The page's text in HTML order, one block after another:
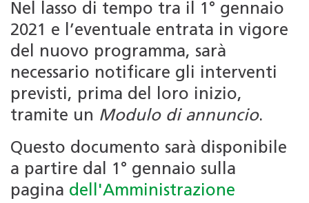
Nel lasso di tempo tra il 1° gennaio
2021 e l’eventuale entrata in vigore
del nuovo programma, sarà
necessario notificare gli interventi
previsti, prima del loro inizio,
tramite un Modulo di annuncio.
Questo documento sarà disponibile
a partire dal 1° gennaio sulla
pagina dell'Amministrazione